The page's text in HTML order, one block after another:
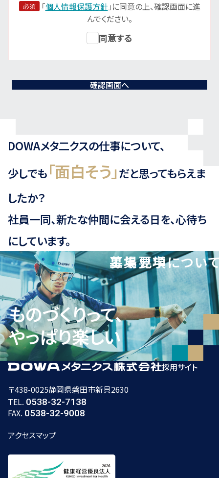
必須 「個人情報保護方針」に同意の上、確認画面に進
んでください。
同意する
確認画面へ
DOWAメタ二クスの仕事について、
少しでも「面白そう」だと思ってもらえま
したか？
社員一同、新たな仲間に会える日を、心待ち
にしています。
募集要項
工場見学につい
ものづくりって、
やっぱり楽しい
採用サイト
〒438-0025静岡県磐田市新貝2630
TEL. 0538-32-7138
FAX. 0538-32-9008
アクセスマップ